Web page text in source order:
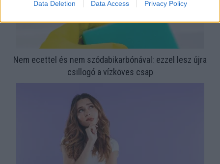
Data Deletion Data Access Privacy Policy
Nem ecettel és nem szódabikarbónával: ezzel lesz újra
csillogó a vízköves csap